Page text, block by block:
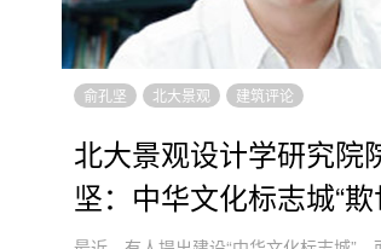
俞孔坚 北大景观 建筑评论
北大景观设计学研究院
坚：中华文化标志城“欺